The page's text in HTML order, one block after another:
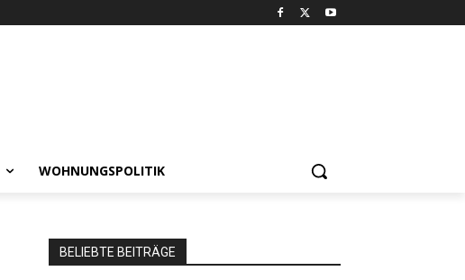
WOHNUNGSPOLITIK
BELIEBTE BEITRÄGE